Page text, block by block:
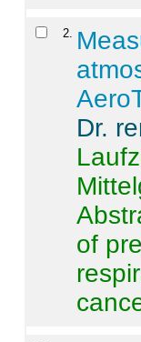
2
Dr.
of